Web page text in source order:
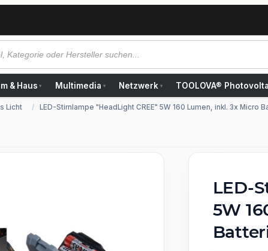
& Haus ▾ Multimedia ▾ Netzwerk ▾ TOOLOVA®
Licht LED-Stirnlampe "HeadLight CREE" 5W 160 Lumen, inkl. 3x Micro
LED-
5W